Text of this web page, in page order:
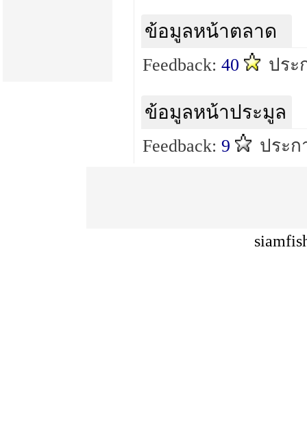
ข้อมูลหน้าตลาด
Feedback: 40 ประ
ข้อมูลหน้าประมูล
Feedback: 9 ประก